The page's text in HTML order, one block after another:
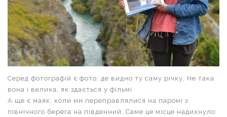
Серед фотографій є фото, де видно ту саму річку. Не така
вона і велика, як здається у фільмі
А ще є маяк, коли ми переправлялися на паромі з
північного берега на південний. Саме це місце надихнуло